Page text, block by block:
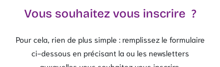
Vous souhaitez vous inscrire ?
Pour cela, rien de plus simple : remplissez le formulaire
ci-dessous en précisant la ou les newsletters